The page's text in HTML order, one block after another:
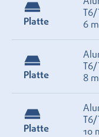
Platte
T6/
6
Platte
T6/
8
Platte
T6/
10